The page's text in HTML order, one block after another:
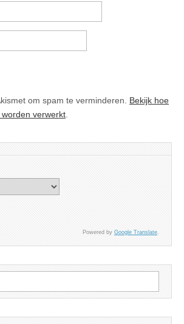
om spam te verminderen. Bekijk hoe
verwerkt
Powered by Google Translate